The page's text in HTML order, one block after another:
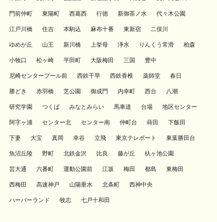
門前仲町 東陽町 西葛西 行徳 新御茶ノ水 代々木公園
江戸川橋 住吉 本駒込 麻布十番 東新宿 二俣川
ゆめが丘 山王 新川橋 上挙母 浄水 りんくう常滑 柏森
小牧口 松ヶ崎 平田町 大阪梅田 三国 豊中
尼崎センタープール前 西鉄千早 西鉄香椎 薬師堂 春日
勝どき 赤羽橋 芝公園 御成門 内幸町 西台 八潮
研究学園 つくば みなとみらい 馬車道 台場 地区センター
阿字ヶ浦 センター北 センター南 仲町台 蒔田 下飯田
下妻 大宝 真岡 幸谷 立飛 東京テレポート 東葉勝田台
魚沼丘陵 野町 北鉄金沢 比良 藤が丘 杁ヶ池公園
芸大通 六番町 運動公園前 江坂 梅田 都島 東梅田
西梅田 高速神戸 山陽垂水 北条町 西神中央
ハーバーランド 牧志 七戸十和田